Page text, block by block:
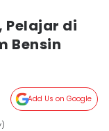
Pelajar di
Bensin
Add Us on Google